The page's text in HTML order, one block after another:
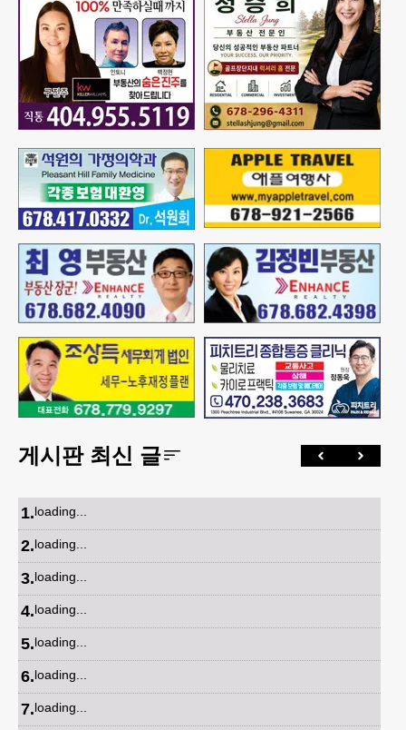
게시판 최신 글
1.loading...
2.loading...
3.loading...
4.loading...
5.loading...
6.loading...
7.loading...